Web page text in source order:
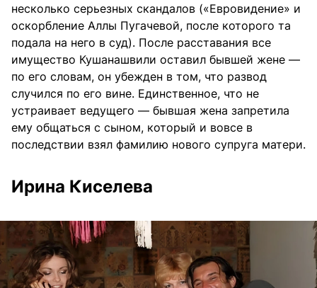
несколько серьезных скандалов («Евровидение» и
оскорбление Аллы Пугачевой, после которого та
подала на него в суд). После расставания все
имущество Кушанашвили оставил бывшей жене —
по его словам, он убежден в том, что развод
случился по его вине. Единственное, что не
устраивает ведущего — бывшая жена запретила
ему общаться с сыном, который и вовсе в
последствии взял фамилию нового супруга матери.
Ирина Киселева